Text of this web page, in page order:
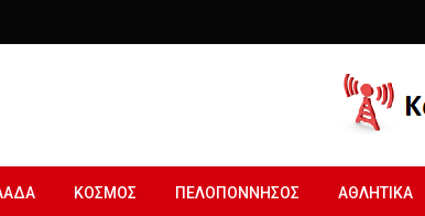
ΚΟΣΜΟΣ ΠΕΛΟΠΟΝΝΗΣΟΣ ΑΘΛΗΤΙΚΑ